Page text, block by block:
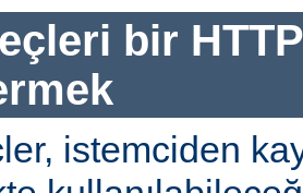
bir
istemciden